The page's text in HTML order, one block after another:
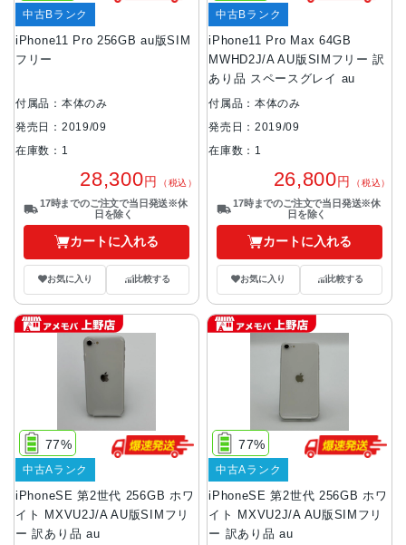
iPhone11 Pro 256GB au版SIM
フリー
中古Bランク
付属品：本体のみ
発売日：2019/09
在庫数：1
28,300円 （税込）
17時までのご注文で当日発送※休
日を除く
カートに入れる
お気に入り 比較する
iPhone11 Pro Max 64GB
MWHD2J/A AU版SIMフリー 訳
あり品 スペースグレイ au
中古Bランク
付属品：本体のみ
発売日：2019/09
在庫数：1
26,800円 （税込）
17時までのご注文で当日発送※休
日を除く
カートに入れる
お気に入り 比較する
iPhoneSE 第2世代 256GB ホワ
イト MXVU2J/A AU版SIMフリ
ー 訳あり品 au
77%
中古Aランク
iPhoneSE 第2世代 256GB ホワ
イト MXVU2J/A AU版SIMフリ
ー 訳あり品 au
77%
中古Aランク